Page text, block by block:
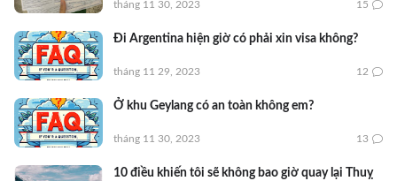
tháng 11 30, 2023 15
Đi Argentina hiện giờ có phải xin visa không?
tháng 11 29, 2023 12
Ở khu Geylang có an toàn không em?
tháng 11 30, 2023 13
10 điều khiến tôi sẽ không bao giờ quay lại Thuỵ